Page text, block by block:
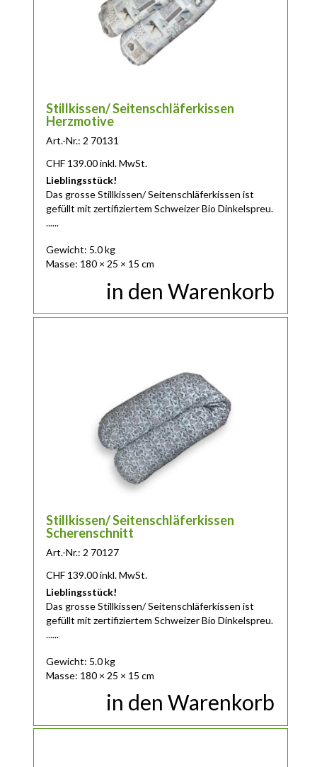
Stillkissen/ Seitenschläferkissen
Herzmotive
Art.-Nr.: 2 70131
CHF 139.00 inkl. MwSt.
Lieblingsstück!
Das grosseStillkissen/ Seitenschläferkissen ist
gefüllt mit zertifiziertem Schweizer Bio Dinkelspreu.
......
Gewicht: 5.0 kg
Masse: 180 × 25 × 15 cm
in den Warenkorb
Stillkissen/ Seitenschläferkissen
Scherenschnitt
Art.-Nr.: 2 70127
CHF 139.00 inkl. MwSt.
Lieblingsstück!
Das grosseStillkissen/ Seitenschläferkissen ist
gefüllt mit zertifiziertem Schweizer Bio Dinkelspreu.
......
Gewicht: 5.0 kg
Masse: 180 × 25 × 15 cm
in den Warenkorb